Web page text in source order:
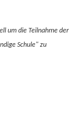
um die Teilnahme der
Schule" zu